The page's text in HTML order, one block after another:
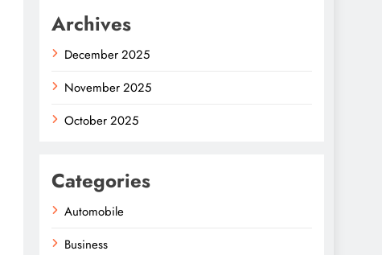
Archives
December 2025
November 2025
October 2025
Categories
Automobile
Business